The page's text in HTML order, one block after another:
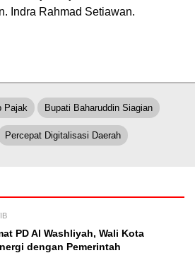
Indra Rahmad Setiawan.
Pajak Bupati Baharuddin Siagian
Percepat Digitalisasi Daerah
PD Al Washliyah, Wali Kota
dengan Pemerintah